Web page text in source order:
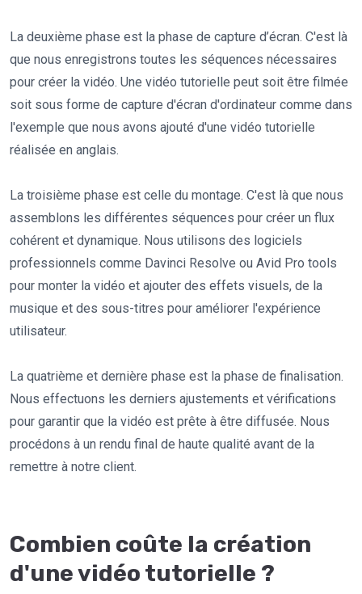
La deuxième phase est la phase de capture d’écran. C'est là
que nous enregistrons toutes les séquences nécessaires
pour créer la vidéo. Une vidéo tutorielle peut soit être filmée
soit sous forme de capture d'écran d'ordinateur comme dans
l'exemple que nous avons ajouté d'une vidéo tutorielle
réalisée en anglais.
La troisième phase est celle du montage. C'est là que nous
assemblons les différentes séquences pour créer un flux
cohérent et dynamique. Nous utilisons des logiciels
professionnels comme Davinci Resolve ou Avid Pro tools
pour monter la vidéo et ajouter des effets visuels, de la
musique et des sous-titres pour améliorer l'expérience
utilisateur.
La quatrième et dernière phase est la phase de finalisation.
Nous effectuons les derniers ajustements et vérifications
pour garantir que la vidéo est prête à être diffusée. Nous
procédons à un rendu final de haute qualité avant de la
remettre à notre client.
Combien coûte la création
d'une vidéo tutorielle ?